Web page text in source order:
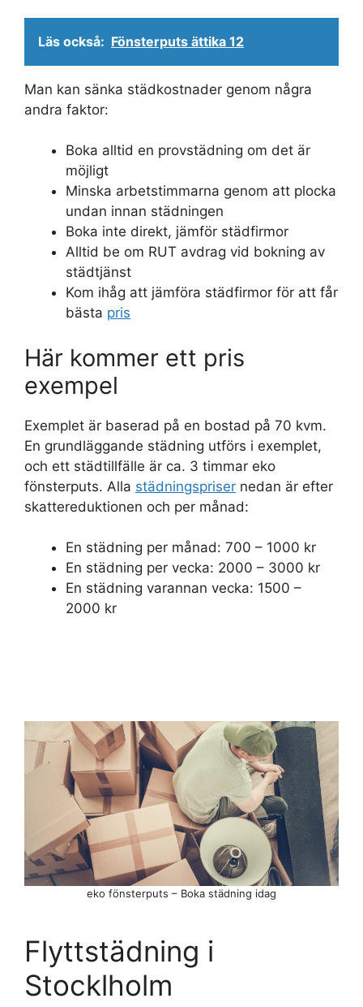
Läs också: Fönsterputs ättika 12
Man kan sänka städkostnader genom några
andra faktor:
Boka alltid en provstädning om det är
möjligt
Minska arbetstimmarna genom att plocka
undan innan städningen
Boka inte direkt, jämför städfirmor
Alltid be om RUT avdrag vid bokning av
städtjänst
Kom ihåg att jämföra städfirmor för att får
bästa pris
Här kommer ett pris
exempel
Exemplet är baserad på en bostad på 70 kvm.
En grundläggande städning utförs i exemplet,
och ett städtillfälle är ca. 3 timmar eko
fönsterputs. Alla städningspriser nedan är efter
skattereduktionen och per månad:
En städning per månad: 700 – 1000 kr
En städning per vecka: 2000 – 3000 kr
En städning varannan vecka: 1500 –
2000 kr
Flyttstädning i
Stocklholm
eko fönsterputs – Boka städning idag